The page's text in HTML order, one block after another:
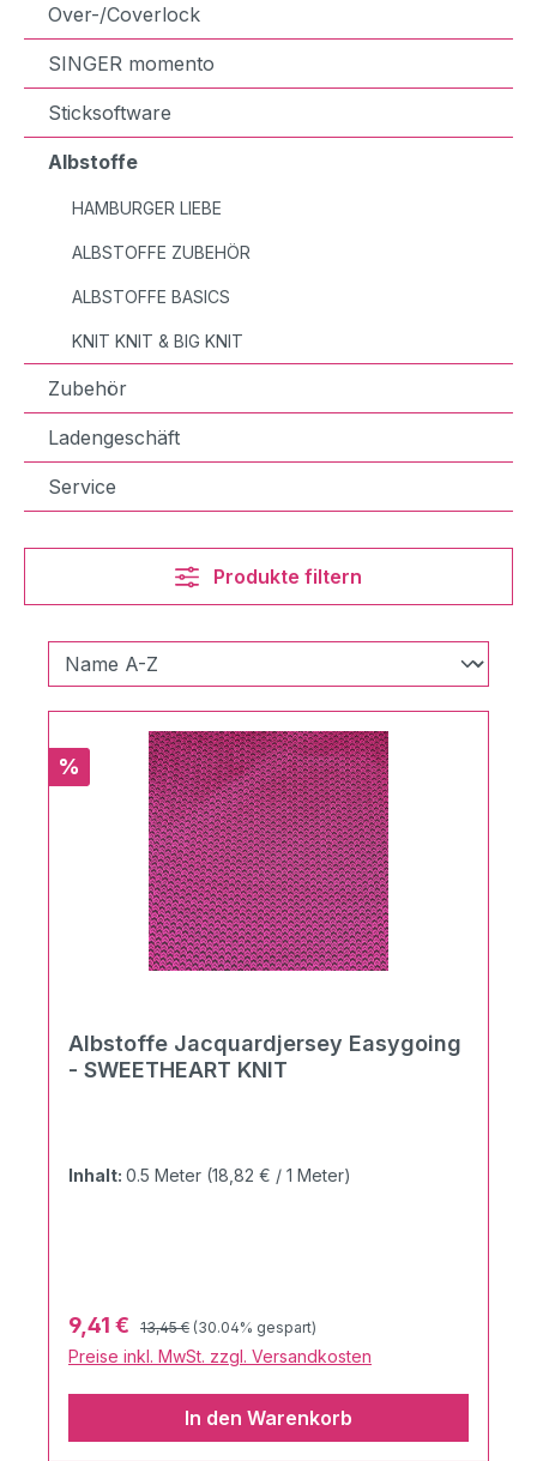
Over-/Coverlock
SINGER momento
Sticksoftware
Albstoffe
HAMBURGER LIEBE
ALBSTOFFE ZUBEHÖR
ALBSTOFFE BASICS
KNIT KNIT & BIG KNIT
Zubehör
Ladengeschäft
Service
Produkte filtern
Rabatt
%
Albstoffe Jacquardjersey Easygoing
- SWEETHEART KNIT
Inhalt: 0.5 Meter (18,82 € / 1 Meter)
Verkaufspreis:
9,41 € Regulärer Preis:
13,45 € (30.04% gespart)
Preise inkl. MwSt. zzgl. Versandkosten
In den Warenkorb